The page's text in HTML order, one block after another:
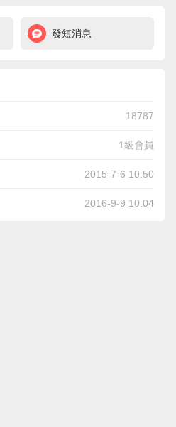
發短消息
18787
1級會員
2015-7-6 10:50
2016-9-9 10:04